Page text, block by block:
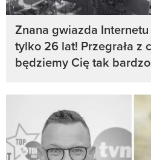
Znana gwiazda Internetu
tylko 26 lat! Przegrała z
będziemy Cię tak